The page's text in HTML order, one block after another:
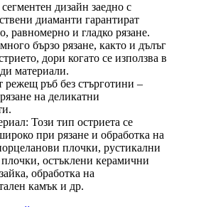
дизайн заедно с
диаманти гарантират
равномерно и гладко рязане.
бързо рязане, както и дълъг
дори когато се използва в
материали.
режещ ръб без стърготини –
на деликатни
Този тип остриета се
при рязане и обработка на
плочки, рустикални
остъклени керамични
обработка на
камък и др.